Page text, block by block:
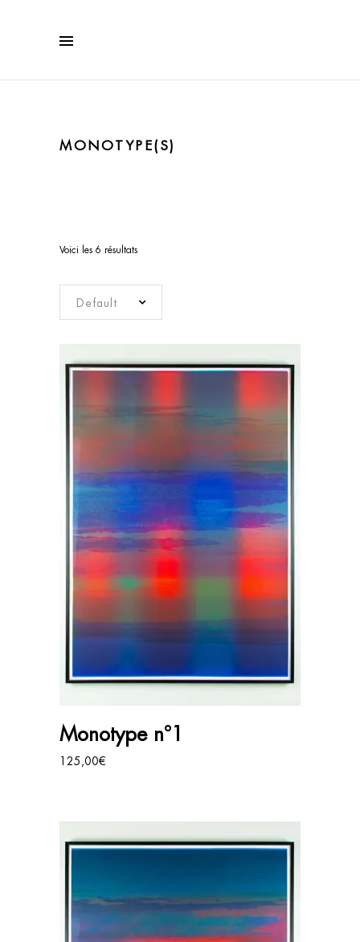
MONOTYPE(S)
Voici les 6 résultats
Default
Monotype n°1
125,00€